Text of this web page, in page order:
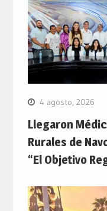
4 agosto, 2026
Llegaron
Rurales de
“El Objetivo